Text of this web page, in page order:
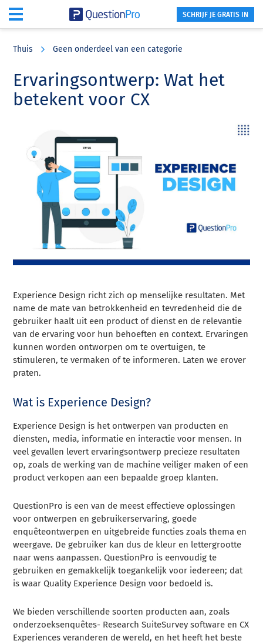
content
sidebar
SCHRIJF JE GRATIS IN
Thuis Geen onderdeel van een categorie
Ervaringsontwerp: Wat het
betekent voor CX
Experience Design richt zich op menselijke resultaten. Met
name de mate van betrokkenheid en tevredenheid die de
gebruiker haalt uit een product of dienst en de relevantie
van de ervaring voor hun behoeften en context. Ervaringen
kunnen worden ontworpen om te overtuigen, te
stimuleren, te vermaken of te informeren. Laten we erover
praten.
Wat is Experience Design?
Experience Design is het ontwerpen van producten en
diensten, media, informatie en interactie voor mensen. In
veel gevallen levert ervaringsontwerp precieze resultaten
op, zoals de werking van de machine veiliger maken of een
product verkopen aan een bepaalde groep klanten.
QuestionPro is een van de meest effectieve oplossingen
voor ontwerpen en gebruikerservaring, goede
enquêteontwerpen en uitgebreide functies zoals thema en
weergave. De gebruiker kan dus de kleur en lettergrootte
naar wens aanpassen. QuestionPro is eenvoudig te
gebruiken en gemakkelijk toegankelijk voor iedereen; dat
is waar Quality Experience Design voor bedoeld is.
We bieden verschillende soorten producten aan, zoals
onderzoeksenquêtes- Research SuiteSurvey software en CX
Experiences veranderen de wereld, en het heeft het beste